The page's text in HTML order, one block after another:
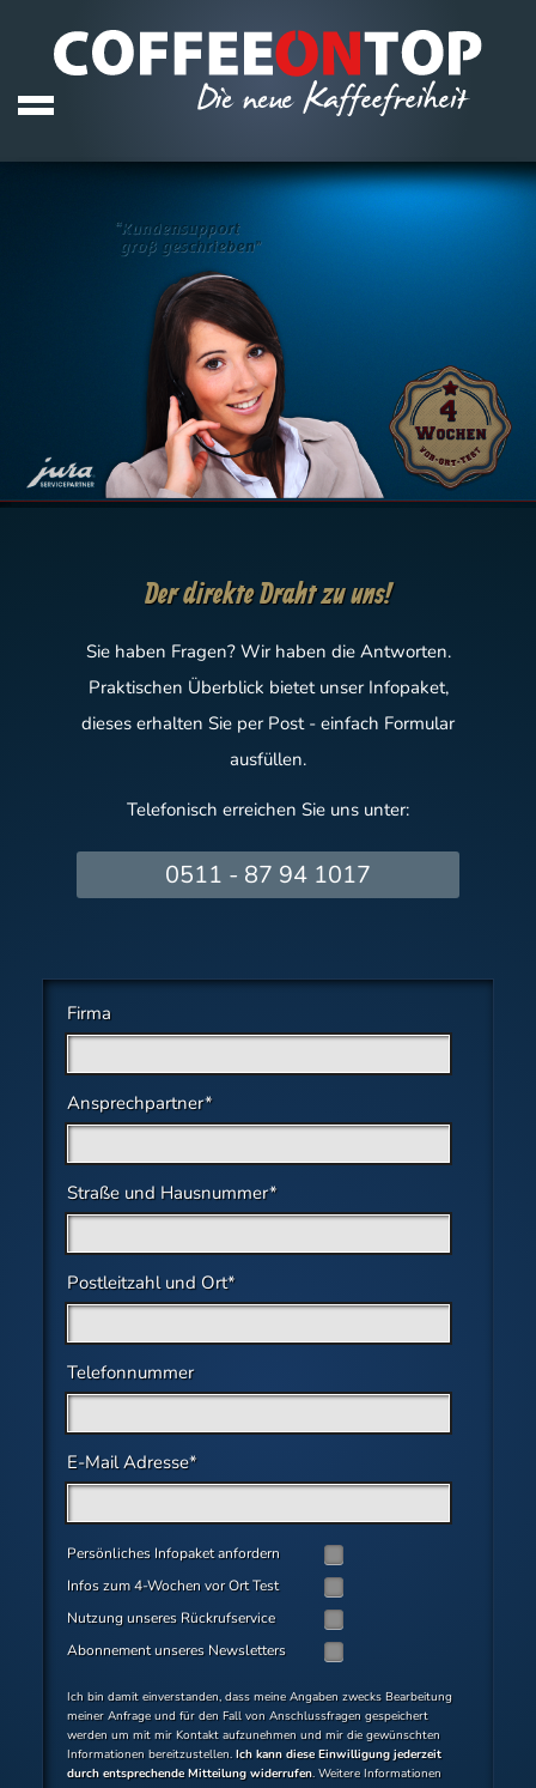
Der direkte Draht zu uns!
Sie haben Fragen? Wir haben die Antworten.
Praktischen Überblick bietet unser Infopaket,
dieses erhalten Sie per Post - einfach Formular
ausfüllen.
Telefonisch erreichen Sie uns unter:
0511 - 87 94 1017
Firma
Pflichtfeld
Ansprechpartner*
Pflichtfeld
Straße und Hausnummer*
Pflichtfeld
Postleitzahl und Ort*
Telefonnummer
Pflichtfeld
E-Mail Adresse*
Persönliches Infopaket anfordern
Infos zum 4-Wochen vor Ort Test
Nutzung unseres Rückrufservice
Abonnement unseres Newsletters
Ich bin damit einverstanden, dass meine Angaben zwecks Bearbeitung
meiner Anfrage und für den Fall von Anschlussfragen gespeichert
werden um mit mir Kontakt aufzunehmen und mir die gewünschten
Informationen bereitzustellen.Ich kann diese Einwilligung jederzeit
durch entsprechende Mitteilung widerrufen. Weitere Informationen